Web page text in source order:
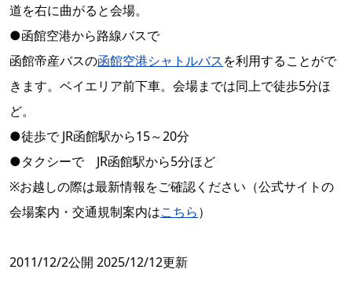
道を右に曲がると会場。
●函館空港から路線バスで
函館帝産バスの函館空港シャトルバスを利用することがで
きます。ベイエリア前下車。会場までは同上で徒歩5分ほ
ど。
●徒歩で JR函館駅から15～20分
●タクシーで JR函館駅から5分ほど
※お越しの際は最新情報をご確認ください（公式サイトの
会場案内・交通規制案内はこちら）
2011/12/2公開 2025/12/12更新